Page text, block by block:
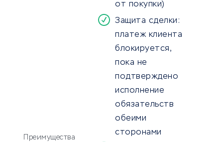
Преимущества
от покупки)
Защита сделки:
платеж клиента
блокируется,
пока не
подтверждено
исполнение
обязательств
обеими
сторонами